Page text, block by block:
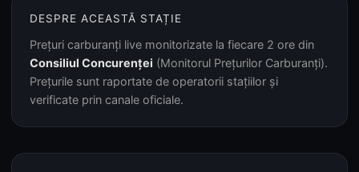
DESPRE ACEASTĂ STAȚIE
Prețuri carburanți live monitorizate la fiecare 2 ore din
Consiliul Concurenței (Monitorul Prețurilor Carburanți).
Prețurile sunt raportate de operatorii stațiilor și
verificate prin canale oficiale.